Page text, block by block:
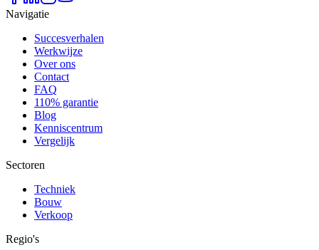
Navigatie
Succesverhalen
Werkwijze
Over ons
Contact
FAQ
110% garantie
Blog
Kenniscentrum
Vergelijk
Sectoren
Techniek
Bouw
Verkoop
Regio's